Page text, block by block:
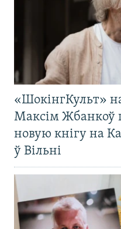
«ШокінгКульт»
Максім Жбанкоў
новую кнігу на
ў Вільні